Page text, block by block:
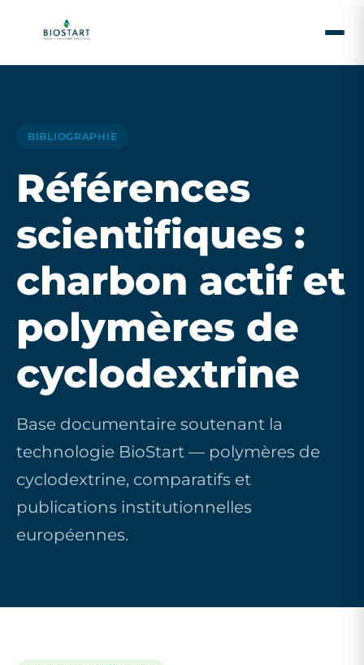
BIBLIOGRAPHIE
Références
scientifiques :
charbon actif et
polymères de
cyclodextrine
Base documentaire soutenant la
technologie BioStart — polymères de
cyclodextrine, comparatifs et
publications institutionnelles
européennes.